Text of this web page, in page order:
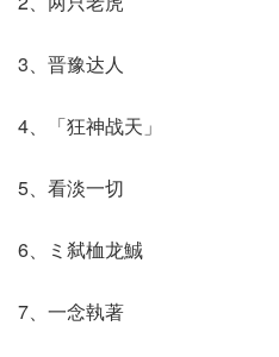
3、晋豫达人
4、「狂神战天」
5、看淡一切
6、ミ弑桖龙鯎
7、一念執著